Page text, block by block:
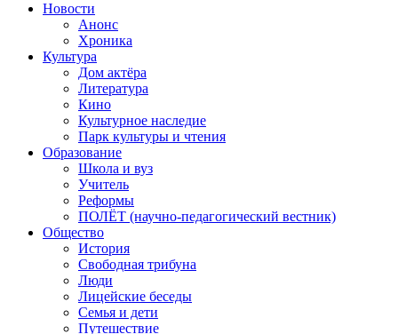
Новости
Анонс
Хроника
Культура
Дом актёра
Литература
Кино
Культурное наследие
Парк культуры и чтения
Образование
Школа и вуз
Учитель
Реформы
ПОЛЁТ (научно-педагогический вестник)
Общество
История
Свободная трибуна
Люди
Лицейские беседы
Семья и дети
Путешествие